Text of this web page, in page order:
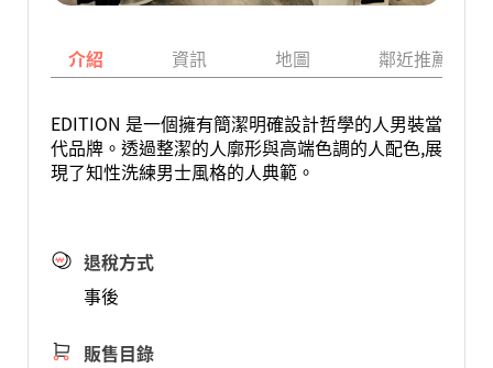
介紹 資訊 地圖 鄰近推薦景點
EDITION 是一個擁有簡潔明確設計哲學的人男裝當
代品牌。透過整潔的人廓形與高端色調的人配色,展
現了知性洗練男士風格的人典範。
退稅方式
事後
販售目錄